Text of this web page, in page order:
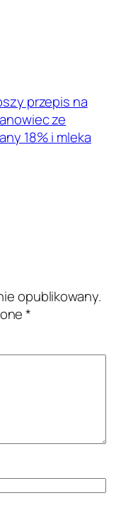
przepis na
ze
18% i mleka
opublikowany.
*